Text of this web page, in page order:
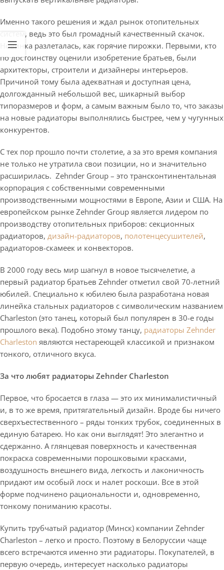
Именно такого решения и ждал рынок отопительных
систем, ведь это был громадный качественный скачок.
Новинка разлеталась, как горячие пирожки. Первыми, кто
по достоинству оценили изобретение братьев, были
архитекторы, строители и дизайнеры интерьеров.
Причиной тому была адекватная и доступная цена,
долгожданный небольшой вес, шикарный выбор
типоразмеров и форм, а самым важным было то, что заказы
на новые радиаторы выполнялись быстрее, чем у чугунных
конкурентов.
С тех пор прошло почти столетие, а за это время компания
не только не утратила свои позиции, но и значительно
расширилась. Zehnder Group – это трансконтинентальная
корпорация с собственными современными
производственными мощностями в Европе, Азии и США. На
европейском рынке Zehnder Group является лидером по
производству отопительных приборов: секционных
радиаторов, дизайн-радиаторов, полотенцесушителей,
радиаторов-скамеек и конвекторов.
В 2000 году весь мир шагнул в новое тысячелетие, а
первый радиатор братьев Zehnder отметил свой 70-летний
юбилей. Специально к юбилею была разработана новая
линейка стальных радиаторов с символическим названием
Charleston (это танец, который был популярен в 30-е годы
прошлого века). Подобно этому танцу, радиаторы Zehnder
Charleston являются нестареющей классикой и признаком
тонкого, отличного вкуса.
За что любят радиаторы Zehnder Charleston
Первое, что бросается в глаза — это их минималистичный
и, в то же время, притягательный дизайн. Вроде бы ничего
сверхъестественного – ряды тонких трубок, соединенных в
единую батарею. Но как они выглядят! Это элегантно и
сдержанно. А глянцевая поверхность и качественная
покраска современными порошковыми красками,
воздушность внешнего вида, легкость и лаконичность
придают им особый лоск и налет роскоши. Все в этой
форме подчинено рациональности и, одновременно,
тонкому пониманию красоты.
Купить трубчатый радиатор (Минск) компании Zehnder
Charleston ­– легко и просто. Поэтому в Белоруссии чаще
всего встречаются именно эти радиаторы. Покупателей, в
первую очередь, интересует насколько радиаторы